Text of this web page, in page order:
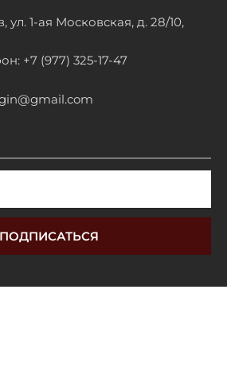
ул. 1-ая Московская, д. 28/10,
+7 (977) 325-17-47
ПОДПИСАТЬСЯ